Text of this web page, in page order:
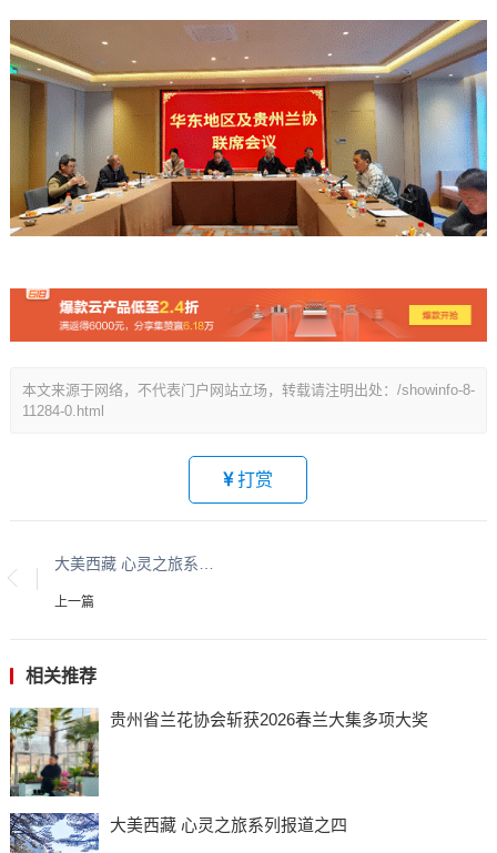
本文来源于网络，不代表门户网站立场，转载请注明出处：/showinfo-8-
11284-0.html
打赏
上一篇
相关推荐
贵州省兰花协会斩获2026春兰大集多项大奖
大美西藏 心灵之旅系列报道之四